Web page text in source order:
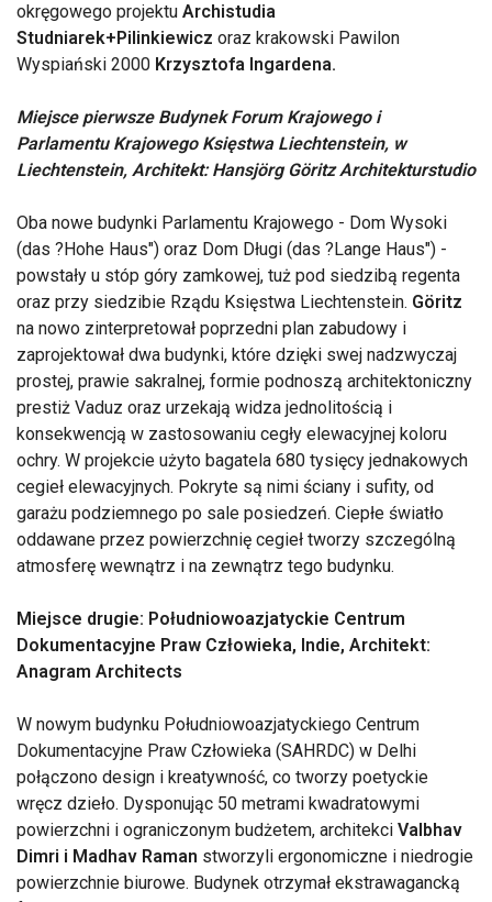
okręgowego projektu Archistudia
Studniarek+Pilinkiewicz oraz krakowski Pawilon
Wyspiański 2000 Krzysztofa Ingardena.
Miejsce pierwsze Budynek Forum Krajowego i
Parlamentu Krajowego Księstwa Liechtenstein, w
Liechtenstein, Architekt: Hansjörg Göritz Architekturstudio
Oba nowe budynki Parlamentu Krajowego - Dom Wysoki
(das ?Hohe Haus") oraz Dom Długi (das ?Lange Haus") -
powstały u stóp góry zamkowej, tuż pod siedzibą regenta
oraz przy siedzibie Rządu Księstwa Liechtenstein. Göritz
na nowo zinterpretował poprzedni plan zabudowy i
zaprojektował dwa budynki, które dzięki swej nadzwyczaj
prostej, prawie sakralnej, formie podnoszą architektoniczny
prestiż Vaduz oraz urzekają widza jednolitością i
konsekwencją w zastosowaniu cegły elewacyjnej koloru
ochry. W projekcie użyto bagatela 680 tysięcy jednakowych
cegieł elewacyjnych. Pokryte są nimi ściany i sufity, od
garażu podziemnego po sale posiedzeń. Ciepłe światło
oddawane przez powierzchnię cegieł tworzy szczególną
atmosferę wewnątrz i na zewnątrz tego budynku.
Miejsce drugie: Południowoazjatyckie Centrum
Dokumentacyjne Praw Człowieka, Indie, Architekt:
Anagram Architects
W nowym budynku Południowoazjatyckiego Centrum
Dokumentacyjne Praw Człowieka (SAHRDC) w Delhi
połączono design i kreatywność, co tworzy poetyckie
wręcz dzieło. Dysponując 50 metrami kwadratowymi
powierzchni i ograniczonym budżetem, architekci Valbhav
Dimri i Madhav Raman stworzyli ergonomiczne i niedrogie
powierzchnie biurowe. Budynek otrzymał ekstrawagancką